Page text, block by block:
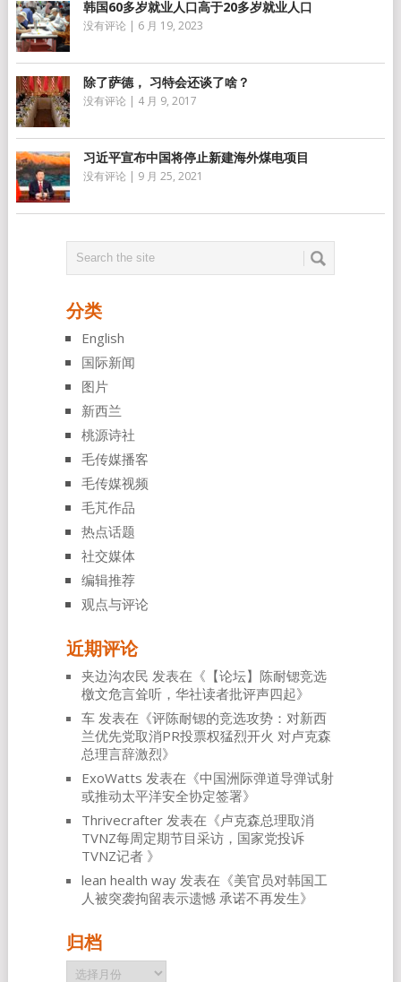
韩国60多岁就业人口高于20多岁就业人口
没有评论 | 6 月 19, 2023
除了萨德， 习特会还谈了啥？
没有评论 | 4 月 9, 2017
习近平宣布中国将停止新建海外煤电项目
没有评论 | 9 月 25, 2021
分类
English
国际新闻
图片
新西兰
桃源诗社
毛传媒播客
毛传媒视频
毛芃作品
热点话题
社交媒体
编辑推荐
观点与评论
近期评论
夹边沟农民 发表在《 【论坛】陈耐锶竞选
檄文危言耸听，华社读者批评声四起》
车发表在《评陈耐锶的竞选攻势：对新西
兰优先党取消PR投票权猛烈开火 对卢克森
总理言辞激烈》
ExoWatts 发表在《中国洲际弹道导弹试射
或推动太平洋安全协定签署》
Thrivecrafter发表在《卢克森总理取消
TVNZ每周定期节目采访，国家党投诉
TVNZ记者 》
lean health way发表在《美官员对韩国工
人被突袭拘留表示遗憾 承诺不再发生》
归档
归